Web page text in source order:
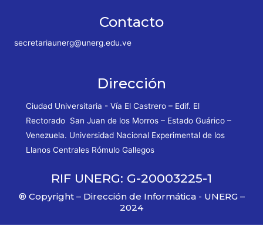
Contacto
secretariaunerg@unerg.edu.ve
Dirección
Ciudad Universitaria - Vía El Castrero – Edif. El
Rectorado San Juan de los Morros – Estado Guárico –
Venezuela. Universidad Nacional Experimental de los
Llanos Centrales Rómulo Gallegos
RIF UNERG: G-20003225-1
® Copyright – Dirección de Informática - UNERG –
2024